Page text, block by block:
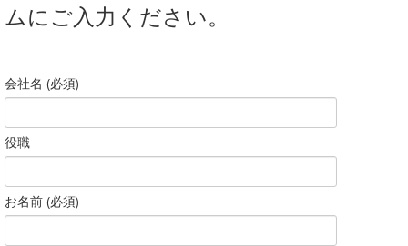
ムにご入力ください。
会社名 (必須)
役職
お名前 (必須)